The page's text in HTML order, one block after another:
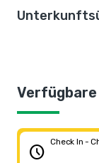
Verfügbare
schedule
Check In -